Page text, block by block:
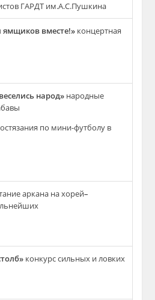
ГАРДТ им.А.С.Пушкина
ямщиков вместе!» концертная
народ» народные
по мини-футболу в
аркана на хорей–
конкурс сильных и ловких